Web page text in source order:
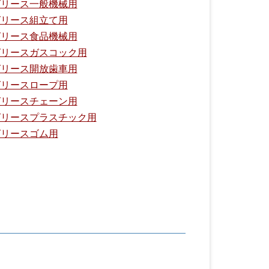
ース一般機械用
ース組立て用
ース食品機械用
ースガスコック用
ース開放歯車用
ースロープ用
ースチェーン用
ースプラスチック用
ースゴム用